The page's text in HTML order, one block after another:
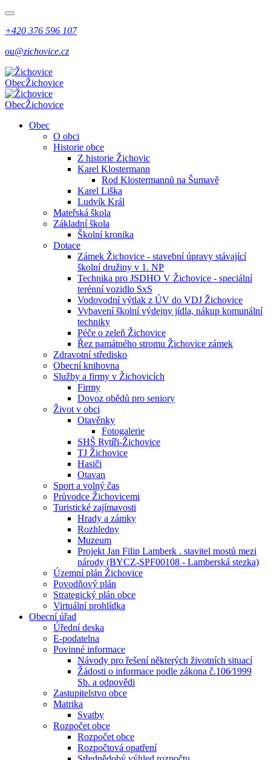
+420 376 596 107
ou@zichovice.cz
ObecŽichovice
ObecŽichovice
Obec
O obci
Historie obce
Z historie Žichovic
Karel Klostermann
Rod Klostermannů na Šumavě
Karel Liška
Ludvík Král
Mateřská škola
Základní škola
Školní kronika
Dotace
Zámek Žichovice - stavební úpravy stávající
školní družiny v 1. NP
Technika pro JSDHO V Žichovice - speciální
terénní vozidlo SxS
Vodovodní výtlak z ÚV do VDJ Žichovice
Vybavení školní výdejny jídla, nákup komunální
techniky
Péče o zeleň Žichovice
Řez památného stromu Žichovice zámek
Zdravotní středisko
Obecní knihovna
Služby a firmy v Žichovicích
Firmy
Dovoz obědů pro seniory
Život v obci
Otavěnky
Fotogalerie
SHŠ Rytíři-Žichovice
TJ Žichovice
Hasiči
Otavan
Sport a volný čas
Průvodce Žichovicemi
Turistické zajímavosti
Hrady a zámky
Rozhledny
Muzeum
Projekt Jan Filip Lamberk . stavitel mostů mezi
národy (BYCZ-SPF00108 - Lamberská stezka)
Územní plán Žichovice
Povodňový plán
Strategický plán obce
Virtuální prohlídka
Obecní úřad
Úřední deska
E-podatelna
Povinné informace
Návody pro řešení některých životních situací
Žádosti o informace podle zákona č.106⁄1999
Sb. a odpovědi
Zastupitelstvo obce
Matrika
Svatby
Rozpočet obce
Rozpočet obce
Rozpočtová opatření